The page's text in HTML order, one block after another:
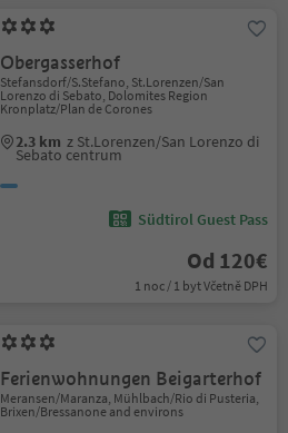
Obergasserhof
Stefansdorf/S.Stefano, St.Lorenzen/San
Lorenzo di Sebato, Dolomites Region
Kronplatz/Plan de Corones
2.3 km z St.Lorenzen/San Lorenzo di
Sebato centrum
Südtirol Guest Pass
Od 120€
1 noc / 1 byt Včetně DPH
Ferienwohnungen Beigarterhof
Meransen/Maranza, Mühlbach/Rio di Pusteria,
Brixen/Bressanone and environs